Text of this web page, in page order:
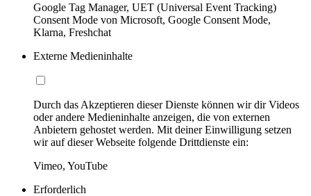
Google Tag Manager, UET (Universal Event Tracking)
Consent Mode von Microsoft, Google Consent Mode,
Klarna, Freshchat
Externe Medieninhalte
Durch das Akzeptieren dieser Dienste können wir dir Videos
oder andere Medieninhalte anzeigen, die von externen
Anbietern gehostet werden. Mit deiner Einwilligung setzen
wir auf dieser Webseite folgende Drittdienste ein:
Vimeo, YouTube
Erforderlich